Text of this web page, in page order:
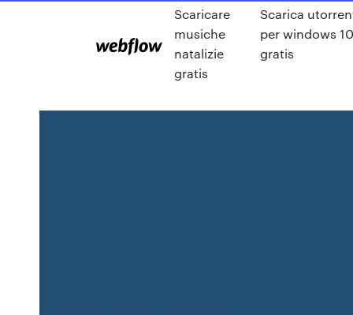
Scaricare
musiche
natalizie
gratis
Scarica
per windows 10
gratis